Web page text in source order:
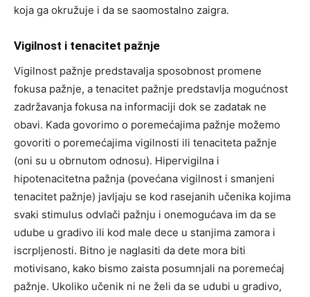
koja ga okružuje i da se saomostalno zaigra.
Vigilnost i tenacitet pažnje
Vigilnost pažnje predstavalja sposobnost promene
fokusa pažnje, a tenacitet pažnje predstavlja mogućnost
zadržavanja fokusa na informaciji dok se zadatak ne
obavi. Kada govorimo o poremećajima pažnje možemo
govoriti o poremećajima vigilnosti ili tenaciteta pažnje
(oni su u obrnutom odnosu). Hipervigilna i
hipotenacitetna pažnja (povećana vigilnost i smanjeni
tenacitet pažnje) javljaju se kod rasejanih učenika kojima
svaki stimulus odvlači pažnju i onemogućava im da se
udube u gradivo ili kod male dece u stanjima zamora i
iscrpljenosti. Bitno je naglasiti da dete mora biti
motivisano, kako bismo zaista posumnjali na poremećaj
pažnje. Ukoliko učenik ni ne želi da se udubi u gradivo,